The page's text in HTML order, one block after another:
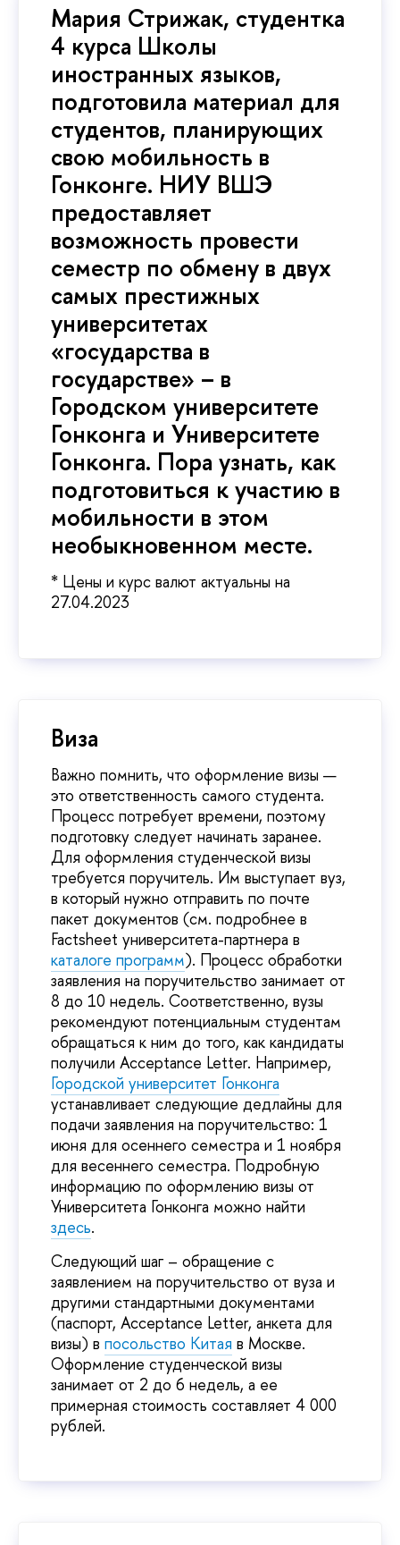
Мария Стрижак, студентка
4 курса Школы
иностранных языков,
подготовила материал для
студентов, планирующих
свою мобильность в
Гонконге. НИУ ВШЭ
предоставляет
возможность провести
семестр по обмену в двух
самых престижных
университетах
«государства в
государстве» – в
Городском университете
Гонконга и Университете
Гонконга. Пора узнать, как
подготовиться к участию в
мобильности в этом
необыкновенном месте.
* Цены и курс валют актуальны на
27.04.2023
Виза
Важно помнить, что оформление визы —
это ответственность самого студента.
Процесс потребует времени, поэтому
подготовку следует начинать заранее.
Для оформления студенческой визы
требуется поручитель. Им выступает вуз,
в который нужно отправить по почте
пакет документов (см. подробнее в
Factsheet университета-партнера в
каталоге программ). Процесс обработки
заявления на поручительство занимает от
8 до 10 недель. Соответственно, вузы
рекомендуют потенциальным студентам
обращаться к ним до того, как кандидаты
получили Acceptance Letter. Например,
Городской университет Гонконга
устанавливает следующие дедлайны для
подачи заявления на поручительство: 1
июня для осеннего семестра и 1 ноября
для весеннего семестра. Подробную
информацию по оформлению визы от
Университета Гонконга можно найти
здесь.
Следующий шаг – обращение с
заявлением на поручительство от вуза и
другими стандартными документами
(паспорт, Acceptance Letter, анкета для
визы) в посольство Китая в Москве.
Оформление студенческой визы
занимает от 2 до 6 недель, а ее
примерная стоимость составляет 4 000
рублей.